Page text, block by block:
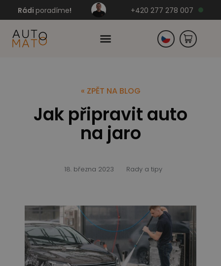
Rádi poradíme! +420 277 278 007
Německo
« ZPĚT NA BLOG
Jak připravit auto
na jaro
18. března 2023 Rady a tipy